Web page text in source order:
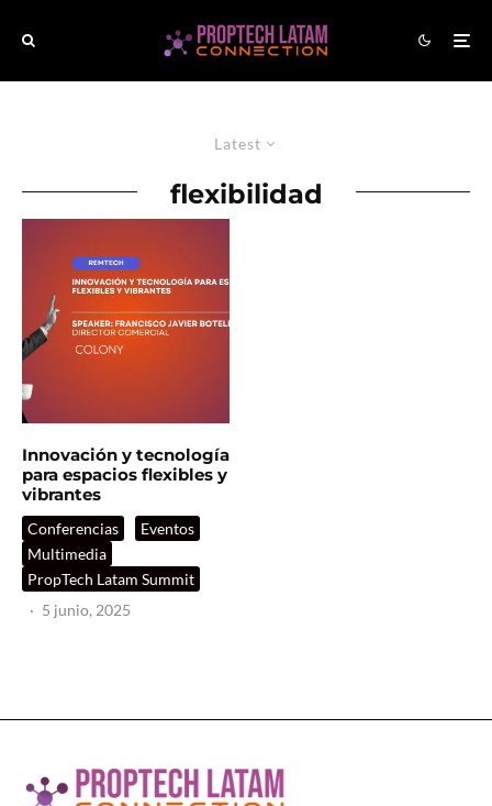
Latest
flexibilidad
Innovación y tecnología
para espacios flexibles y
vibrantes
Conferencias
Eventos
Multimedia
PropTech Latam Summit
· 5 junio, 2025